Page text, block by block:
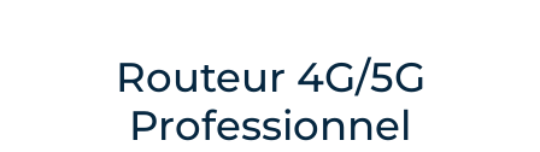
Routeur 4G/5G
Professionnel